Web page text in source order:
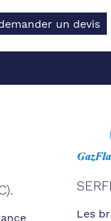
un devis
Les